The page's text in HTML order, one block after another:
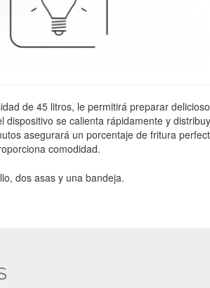
de 45 litros, le permitirá preparar
dispositivo se calienta rápidamente y
asegurará un porcentaje de fritura
comodidad.
dos asas y una bandeja.